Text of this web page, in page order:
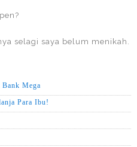
selagi saya belum menikah.
Mega
Para Ibu!